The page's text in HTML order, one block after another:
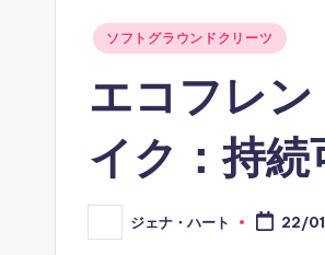
Posted
ソフトグラウンドクリーツ
エコフレ
イク：持
Posted
by
ジェナ・ハート 22/